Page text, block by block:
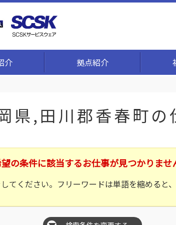
介 拠点紹介
,田川郡香春町の
の条件に該当するお仕事が見つかりませ
てください。フリーワードは単語を縮めると